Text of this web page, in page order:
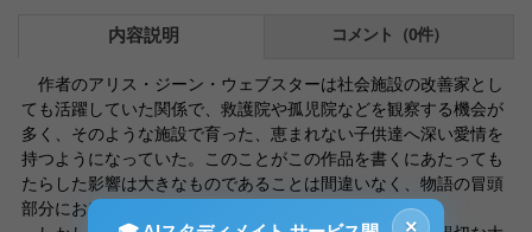
内容説明 コメント（0件）
作者のアリス・ジーン・ウェブスターは社会施設の改善家とし
ても活躍していた関係で、救護院や孤児院などを観察する機会が
多く、そのような施設で育った、恵まれない子供達へ深い愛情を
持つようになっていた。このことがこの作品を書くにあたっても
たらした影響は大きなものであることは間違いなく、物語の冒頭
部分における孤児院の様子の描かれ方によく現れている。
×